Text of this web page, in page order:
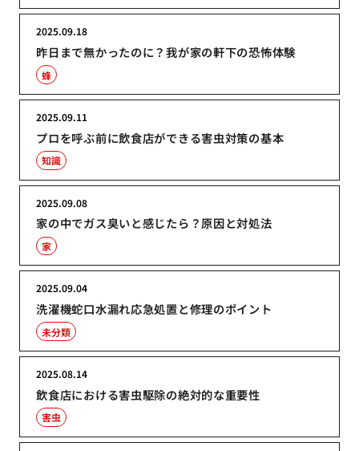
昨日まで無かったのに？我が家の軒下の恐怖体験
2025.09.18
蜂
プロを呼ぶ前に飲食店ができる害虫対策の基本
2025.09.11
知識
家の中でガス臭いと感じたら？原因と対処法
2025.09.08
家
洗濯機蛇口水漏れ応急処置と修理のポイント
2025.09.04
未分類
飲食店における害虫駆除の絶対的な重要性
2025.08.14
害虫